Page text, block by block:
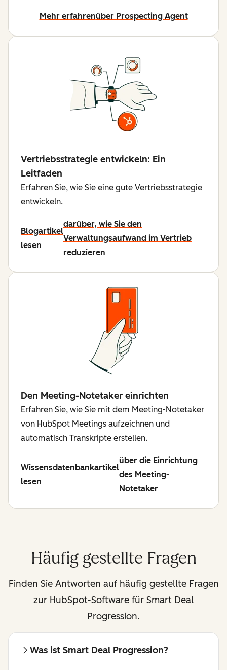
Mehr erfahrenüber Prospecting Agent
Vertriebsstrategie entwickeln: Ein
Leitfaden
Erfahren Sie, wie Sie eine gute Vertriebsstrategie
entwickeln.
Blogartikel
lesen
darüber, wie Sie den
Verwaltungsaufwand im Vertrieb
reduzieren
Den Meeting-Notetaker einrichten
Erfahren Sie, wie Sie mit dem Meeting-Notetaker
von HubSpot Meetings aufzeichnen und
automatisch Transkripte erstellen.
Wissensdatenbankartikel
lesen
über die Einrichtung
des Meeting-
Notetaker
Häufig gestellte Fragen
Finden Sie Antworten auf häufig gestellte Fragen
zur HubSpot-Software für Smart Deal
Progression.
Was ist Smart Deal Progression?